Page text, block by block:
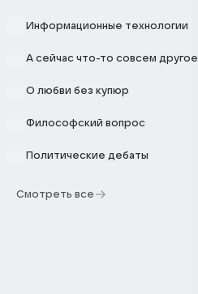
Информационные технологии
А сейчас что-то совсем другое
О любви без купюр
Философский вопрос
Политические дебаты
Смотреть все